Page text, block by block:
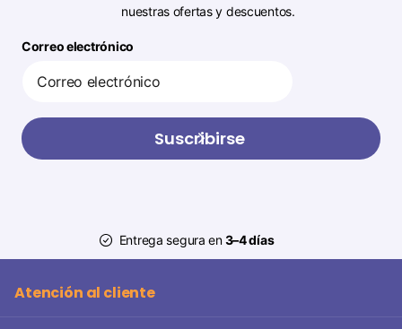
nuestras ofertas y descuentos.
Correo electrónico
Suscribirse
Entrega segura en3–4 días
Atención al cliente